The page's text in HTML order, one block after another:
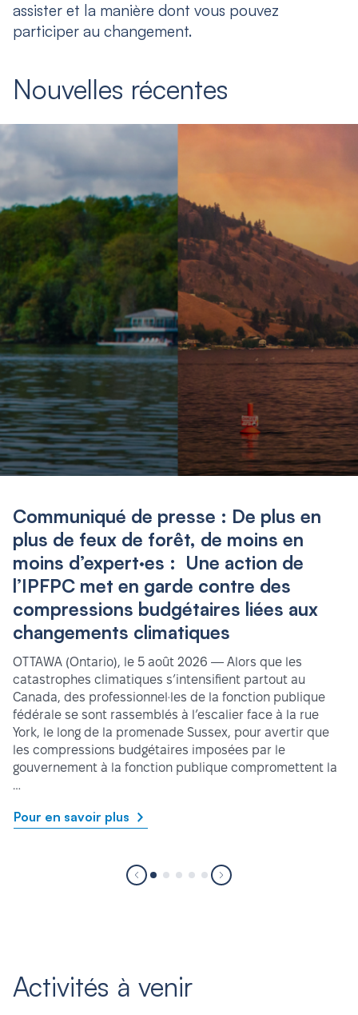
assister et la manière dont vous pouvez
participer au changement.
Nouvelles récentes
Communiqué de presse : De plus en
plus de feux de forêt, de moins en
moins d’expert·es : Une action de
l’IPFPC met en garde contre des
compressions budgétaires liées aux
changements climatiques
OTTAWA (Ontario), le 5 août 2026 — Alors que les
catastrophes climatiques s’intensifient partout au
Canada, des professionnel·les de la fonction publique
fédérale se sont rassemblés à l’escalier face à la rue
York, le long de la promenade Sussex, pour avertir que
les compressions budgétaires imposées par le
gouvernement à la fonction publique compromettent la
…
Pour en savoir plus
Activités à venir